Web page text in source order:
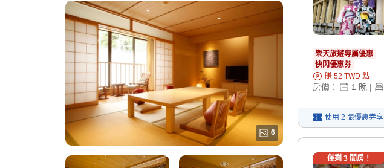
6
樂天旅遊專屬優惠
快閃優惠券
賺 52 TWD 點
房價： 1 晚 |
使用 2 張優惠券享
僅剩 3間房！